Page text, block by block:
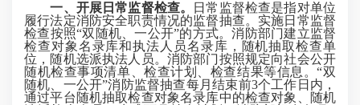
一、开展日常监督检查。
日常监督检查是指对单位
履行法定消防安全职责情况的监督抽查。实施日常监督
检查按照“双随机、一公开”的方式。消防部门建立监督
检查对象名录库和执法人员名录库，随机抽取检查单
位，随机选派执法人员。消防部门按照规定向社会公开
随机检查事项清单、检查计划、检查结果等信息。“双
随机、一公开”消防监督抽查每月结束前3个工作日内，
通过平台随机抽取检查对象名录库中的检查对象、随机